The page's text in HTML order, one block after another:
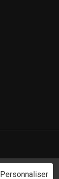
Personnaliser